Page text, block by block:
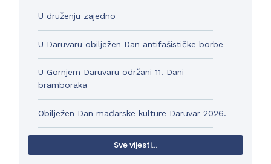
U druženju zajedno
U Daruvaru obilježen Dan antifašističke borbe
U Gornjem Daruvaru održani 11. Dani
bramboraka
Obilježen Dan mađarske kulture Daruvar 2026.
Sve vijesti...